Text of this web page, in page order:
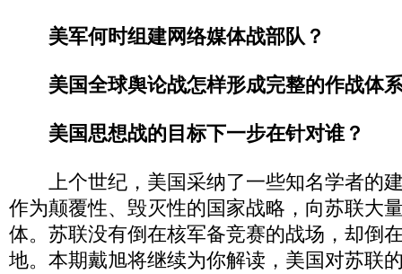
美军何时组建网络媒体战部队？
美国全球舆论战怎样形成完整的作战体
美国思想战的目标下一步在针对谁？
上个世纪，美国采纳了一些知名学者的
作为颠覆性、毁灭性的国家战略，向苏联大
体。苏联没有倒在核军备竞赛的战场，却倒
地。本期戴旭将继续为你解读，美国对苏联